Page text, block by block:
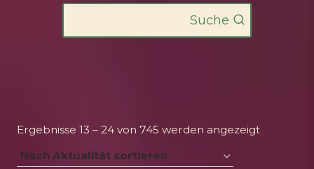
Suche
Ergebnisse 13 – 24 von 745 werden angezeigtNach